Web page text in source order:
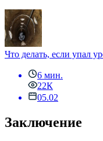
Что делать, если упал
6 мин.
22К
05.02
Заключение